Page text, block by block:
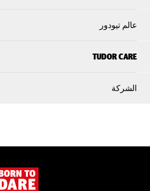
عالم تيودور
TUDOR CARE
الشركة